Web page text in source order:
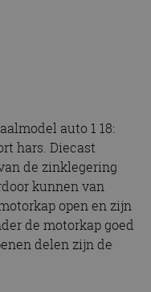
auto 1 18:
hars. Diecast
de zinklegering
kunnen van
open en zijn
de motorkap goed
delen zijn de